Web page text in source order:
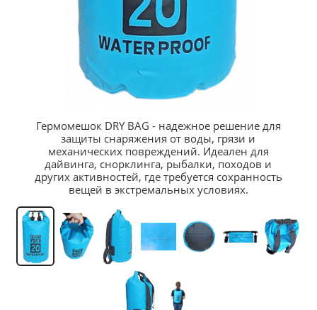
Гермомешок DRY BAG - надежное решение для
защиты снаряжения от воды, грязи и
механических повреждений. Идеален для
дайвинга, снорклинга, рыбалки, походов и
других активностей, где требуется сохранность
вещей в экстремальных условиях.